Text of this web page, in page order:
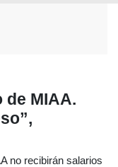
de MIAA.
no recibirán salarios